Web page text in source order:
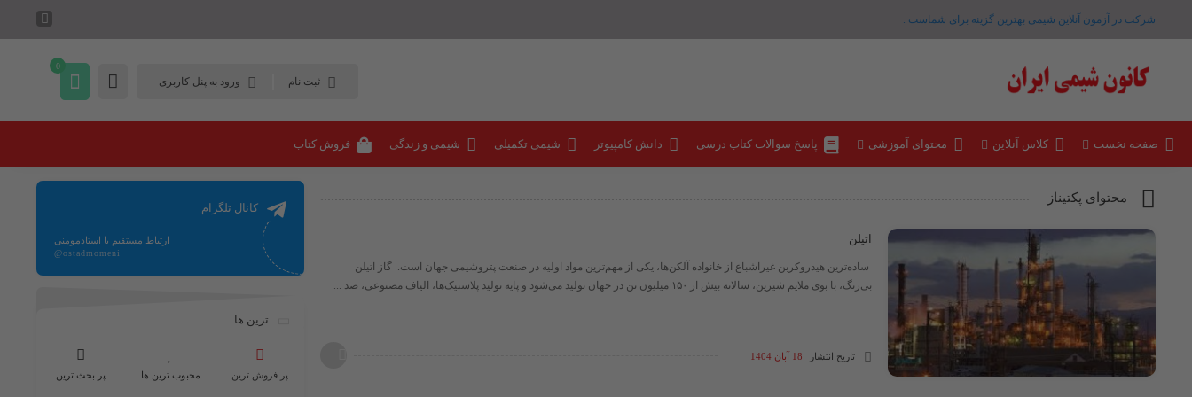
شرکت در آزمون آنلاین شیمی بهترین گزینه برای شماست .
ثبت نام ورود به پنل کاربری
0
صفحه نخست کلاس آنلاین محتوای آموزشی پاسخ سوالات کتاب درسی دانش کامپیوتر شیمی تکمیلی شیمی و زندگی فروش کتاب
محتوای پکتیناز
اتیلن
ساده‌ترین هیدروکربن غیراشباع از خانواده آلکن‌ها، یکی از مهم‌ترین مواد اولیه در صنعت پتروشیمی جهان است. گاز اتیلن
بی‌رنگ، با بوی ملایم شیرین، سالانه بیش از ۱۵۰ میلیون تن در جهان تولید می‌شود و پایه تولید پلاستیک‌ها، الیاف مصنوعی، ضد ...
تاریخ انتشار 18 آبان 1404
کانال تلگرام
ارتباط مستقیم با استادمومنی
@ostadmomeni
ترین ها
پر فروش ترین محبوب ترین ها پر بحث ترین